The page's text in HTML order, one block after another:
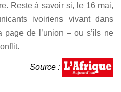
Reste à savoir si, le 16 mai,
ivoiriens vivant dans
page de l’union – ou s’ils ne
Source :